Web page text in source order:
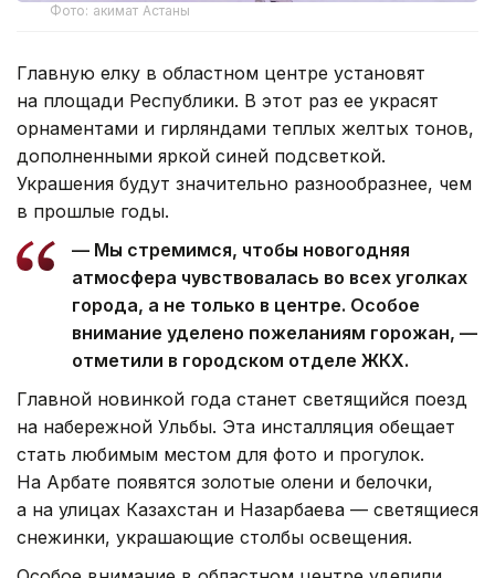
Фото: акимат Астаны
Главную елку в областном центре установят
на площади Республики. В этот раз ее украсят
орнаментами и гирляндами теплых желтых тонов,
дополненными яркой синей подсветкой.
Украшения будут значительно разнообразнее, чем
в прошлые годы.
— Мы стремимся, чтобы новогодняя
атмосфера чувствовалась во всех уголках
города, а не только в центре. Особое
внимание уделено пожеланиям горожан, —
отметили в городском отделе ЖКХ.
Главной новинкой года станет светящийся поезд
на набережной Ульбы. Эта инсталляция обещает
стать любимым местом для фото и прогулок.
На Арбате появятся золотые олени и белочки,
а на улицах Казахстан и Назарбаева — светящиеся
снежинки, украшающие столбы освещения.